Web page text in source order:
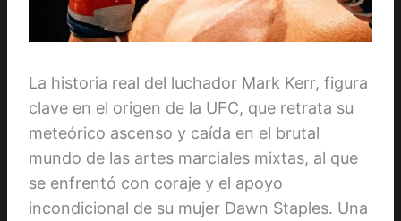
La historia real del luchador Mark Kerr, figura
clave en el origen de la UFC, que retrata su
meteórico ascenso y caída en el brutal
mundo de las artes marciales mixtas, al que
se enfrentó con coraje y el apoyo
incondicional de su mujer Dawn Staples. Una